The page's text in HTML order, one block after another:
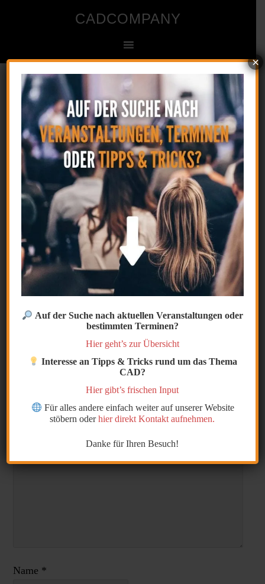
CADCOMPANY
Ingenieur- und Zeichenbüro für CAD
Startseite Telefon | Erreichbarkeit
Telefon | Erreichbarkeit
15. Januar 2015 by CAD Kommentar verfassen
Die Störung ist behoben
Auf Grund von Störungen im Ortsnetz sind
wird telefonisch nur über die Mobil Nummer
0170/311 80 33
Schreibe einen Kommentar
Deine E-Mail-Adresse wird nicht veröffentlicht.
Erforderliche Felder sind mit
markiert
Name *
Auf der Suche nach aktuellen Veranstaltungen oder
bestimmten Terminen?
Hier geht’s zur Übersicht
Interesse an Tipps & Tricks rund um das Thema
CAD?
Hier gibt’s frischen Input
Für alles andere einfach weiter auf unserer Website
stöbern oderhier direkt Kontakt aufnehmen.
Danke für Ihren Besuch!
×